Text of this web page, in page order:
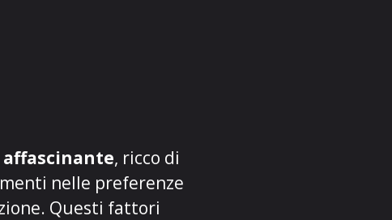
, ricco di
nelle preferenze
Questi fattori